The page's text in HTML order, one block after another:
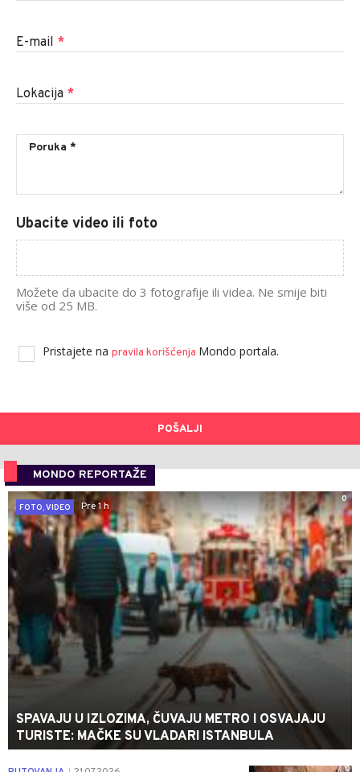
E-mail *
Lokacija *
Ubacite video ili foto
Možete da ubacite do 3 fotografije ili videa. Ne smije biti
više od 25 MB.
Pristajete na pravila korišćenja Mondo portala.
POŠALJI
MONDO REPORTAŽE
0
FOTO, VIDEO
Pre 1 h
SPAVAJU U IZLOZIMA, ČUVAJU METRO I OSVAJAJU
TURISTE: MAČKE SU VLADARI ISTANBULA
0